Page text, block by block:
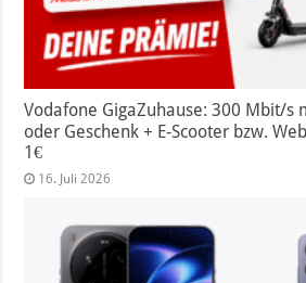
Vodafone GigaZuhause: 300 Mbit/s
oder Geschenk + E-Scooter bzw.
1€
16. Juli 2026